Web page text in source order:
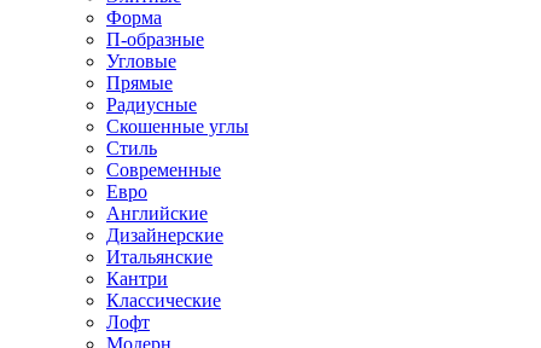
Форма
П-образные
Угловые
Прямые
Радиусные
Скошенные углы
Стиль
Современные
Евро
Английские
Дизайнерские
Итальянские
Кантри
Классические
Лофт
Модерн